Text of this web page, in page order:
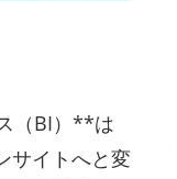
（BI）**は
サイトへと変